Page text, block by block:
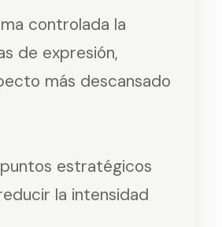
controlada la
de expresión,
más descansado
estratégicos
la intensidad